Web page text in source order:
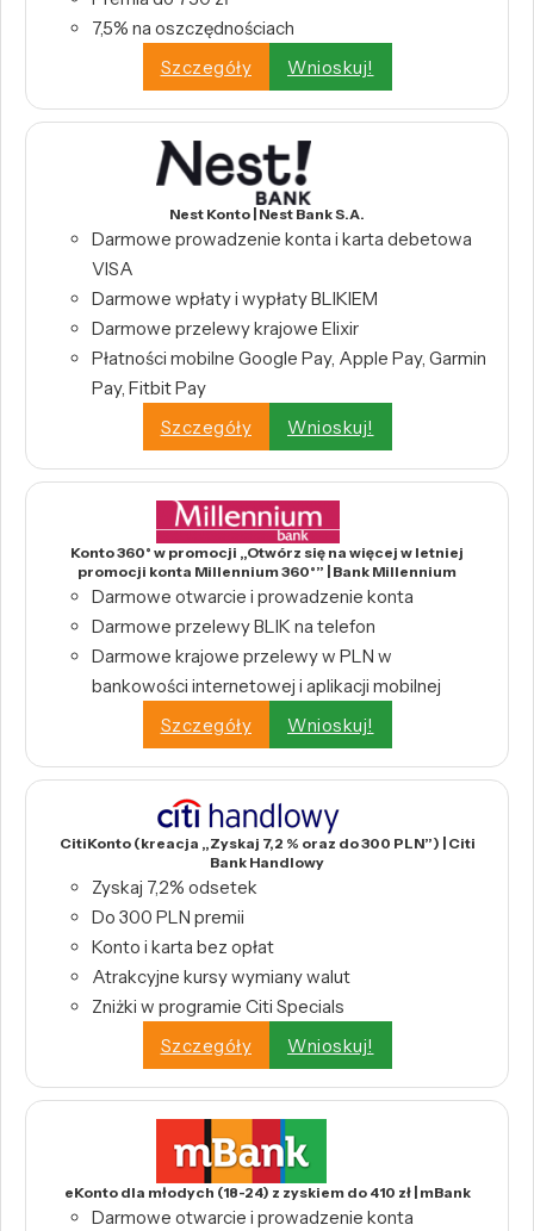
7,5% na oszczędnościach
Szczegóły
Wnioskuj!
Nest Konto | Nest Bank S.A.
Darmowe prowadzenie konta i karta debetowa
VISA
Darmowe wpłaty i wypłaty BLIKIEM
Darmowe przelewy krajowe Elixir
Płatności mobilne Google Pay, Apple Pay, Garmin
Pay, Fitbit Pay
Szczegóły
Wnioskuj!
Konto 360° w promocji „Otwórz się na więcej w letniej
promocji konta Millennium 360°” | Bank Millennium
Darmowe otwarcie i prowadzenie konta
Darmowe przelewy BLIK na telefon
Darmowe krajowe przelewy w PLN w
bankowości internetowej i aplikacji mobilnej
Szczegóły
Wnioskuj!
CitiKonto (kreacja „Zyskaj 7,2 % oraz do 300 PLN”) | Citi
Bank Handlowy
Zyskaj 7,2% odsetek
Do 300 PLN premii
Konto i karta bez opłat
Atrakcyjne kursy wymiany walut
Zniżki w programie Citi Specials
Szczegóły
Wnioskuj!
eKonto dla młodych (18-24) z zyskiem do 410 zł | mBank
Darmowe otwarcie i prowadzenie konta